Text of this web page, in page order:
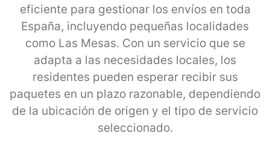
eficiente para gestionar los envíos en toda
España, incluyendo pequeñas localidades
como Las Mesas. Con un servicio que se
adapta a las necesidades locales, los
residentes pueden esperar recibir sus
paquetes en un plazo razonable, dependiendo
de la ubicación de origen y el tipo de servicio
seleccionado.